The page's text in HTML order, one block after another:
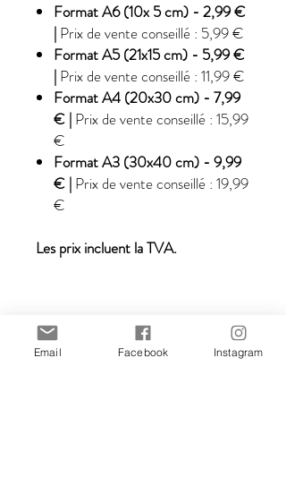
Format A6 (10x 5 cm) - 2,99 €
| Prix de vente conseillé : 5,99 €
Format A5 (21x15 cm) - 5,99 €
| Prix de vente conseillé : 11,99 €
Format A4 (20x30 cm) - 7,99
€ | Prix de vente conseillé : 15,99
€
Format A3 (30x40 cm) - 9,99
€ | Prix de vente conseillé : 19,99
€
Les prix incluent la TVA.
Cliquez sur « FORMAT
l'ajout du produit au panier.
Email Facebook Instagram